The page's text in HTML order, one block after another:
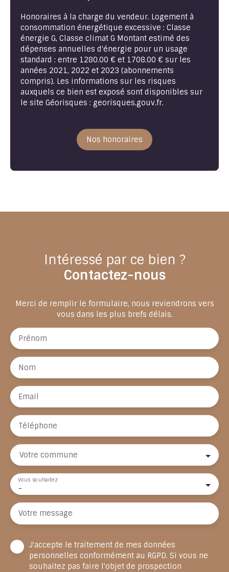
Honoraires à la charge du vendeur. Logement à
consommation énergétique excessive : Classe
énergie G, Classe climat G Montant estimé des
dépenses annuelles d'énergie pour un usage
standard : entre 1280.00 € et 1708.00 € sur les
années 2021, 2022 et 2023 (abonnements
compris). Les informations sur les risques
auxquels ce bien est exposé sont disponibles sur
le site Géorisques : georisques.gouv.fr.
Nos honoraires
Intéressé par ce bien ?
Contactez-nous
Merci de remplir le formulaire, nous reviendrons vers
vous dans les plus brefs délais.
Prénom
Nom
Email
Téléphone
Votre commune
-
Vous souhaitez
Votre message
J'accepte le traitement de mes données
personnelles conformément au RGPD. Si vous ne
souhaitez pas faire l'objet de prospection